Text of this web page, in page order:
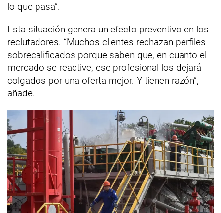
lo que pasa”.
Esta situación genera un efecto preventivo en los
reclutadores. “Muchos clientes rechazan perfiles
sobrecalificados porque saben que, en cuanto el
mercado se reactive, ese profesional los dejará
colgados por una oferta mejor. Y tienen razón”,
añade.